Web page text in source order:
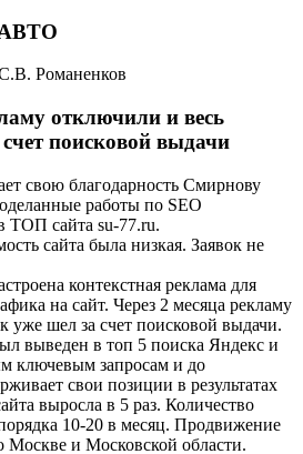
Романенков
отключили и весь
поисковой выдачи
свою благодарность Смирнову
работы по SEO
ТОП сайта su-77.ru.
сайта была низкая. Заявок не
контекстная реклама для
на сайт. Через 2 месяца рекламу
уже шел за счет поисковой выдачи.
выведен в топ 5 поиска Яндекс и
ключевым запросам и до
свои позиции в результатах
выросла в 5 раз. Количество
10-20 в месяц. Продвижение
Москве и Московской области.